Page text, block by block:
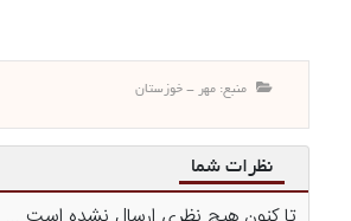
منبع: مهر - خوزستان
نظرات شما